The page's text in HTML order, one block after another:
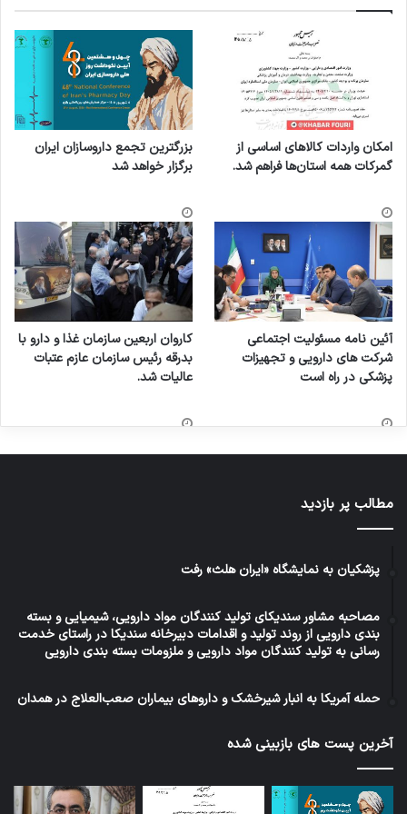
بیماری های غیرواگیر، تغذیه، حوزه سلامت
کپی لینک
امکان واردات کالاهای اساسی از
گمرکات همه استان‌ها فراهم شد.
بزرگترین تجمع داروسازان ایران
برگزار خواهد شد
آئین نامه مسئولیت اجتماعی
شرکت های دارویی و تجهیزات
پزشکی در راه است
کاروان اربعین سازمان غذا و دارو با
بدرقه رئیس سازمان عازم عتبات
عالیات شد.
مطالب پر بازدید
پزشکیان به نمایشگاه «ایران هلث» رفت
مصاحبه مشاور سندیکای تولید کنندگان مواد دارویی، شیمیایی و بسته
بندی دارویی از روند تولید و اقدامات دبیرخانه سندیکا در راستای خدمت
رسانی به تولید کنندگان مواد دارویی و ملزومات بسته بندی دارویی
حمله آمریکا به انبار شیرخشک و داروهای بیماران صعب‌العلاج در همدان
آخرین پست های بازبینی شده